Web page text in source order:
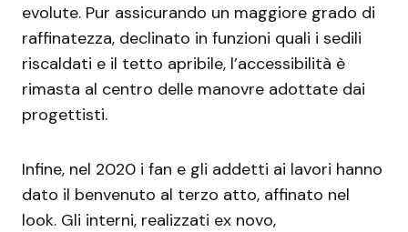
evolute. Pur assicurando un maggiore grado di
raffinatezza, declinato in funzioni quali i sedili
riscaldati e il tetto apribile, l’accessibilità è
rimasta al centro delle manovre adottate dai
progettisti.
Infine, nel 2020 i fan e gli addetti ai lavori hanno
dato il benvenuto al terzo atto, affinato nel
look. Gli interni, realizzati ex novo,